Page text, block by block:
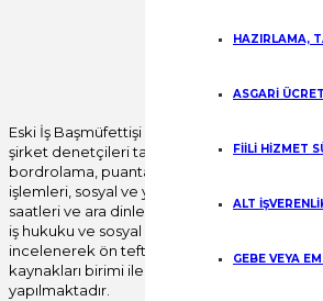
HAZIRLAMA,
ASGARİ
FİİLİ HİZMET
ALT
GEBE VEYA
Eski İş Başmüfettişi Bülent YILDIRIM
şirket denetçileri tarafından tüm özlük, yıllık
bordrolama, puantajlama, disiplin mevzuatı,
işlemleri, sosyal ve yan haklar, fazla çalışma,
saatleri ve ara dinlenme süreleri başta
iş hukuku ve sosyal güvenlik mevzuatı
incelenerek ön teftiş raporu verilerek, insan
kaynakları birimi ile birlikte yerinde
yapılmaktadır.